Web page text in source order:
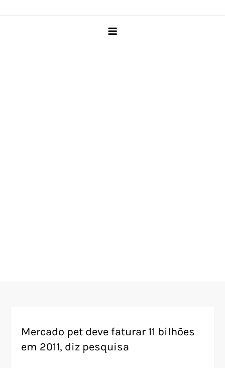
Mercado pet deve faturar 11 bilhões
em 2011, diz pesquisa